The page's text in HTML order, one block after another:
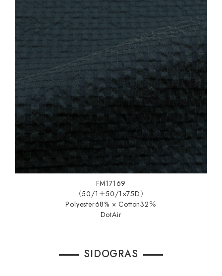
FM17169
（50/1＋50/1×75D）
Polyester68% × Cotton32％
DotAir
SIDOGRAS